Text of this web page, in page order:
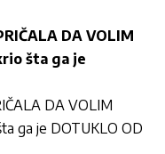
DA VOLIM
šta ga je
DA VOLIM
ga je DOTUKLO OD